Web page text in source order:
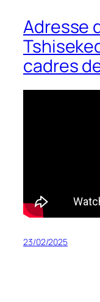
Adresse
cadres
23/02/2025